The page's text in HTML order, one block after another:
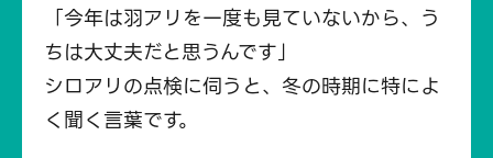
「今年は羽アリを一度も見ていないから、う
ちは大丈夫だと思うんです」
シロアリの点検に伺うと、冬の時期に特によ
く聞く言葉です。